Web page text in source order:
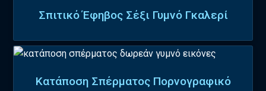
Σπιτικό Έφηβος Σέξι Γυμνό Γκαλερί
Κατάποση Σπέρματος Πορνογραφικό